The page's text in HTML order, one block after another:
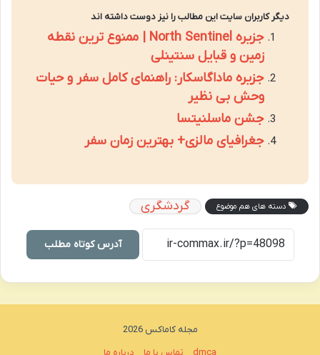
دیگر کاربران سایت این مطالب را نیز دوست داشته اند
جزیره North Sentinel | ممنوع ترین نقطه
زمین و قبایل سنتینلی
جزیره ماداگاسکار: راهنمای کامل سفر و حیات
وحش بی نظیر
جشن ماسلنیتسا
جغرافیای مالزی+ بهترین زمان سفر
دسته های هم موضوع گردشگری
آدرس کوتاه مطلب
مجله کاماکس 2026
dmca
تماس با ما درباره ما